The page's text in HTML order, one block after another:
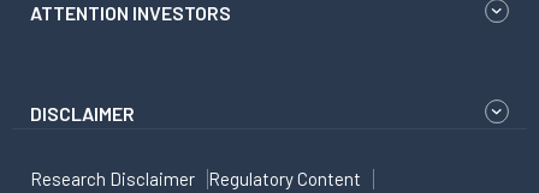
ATTENTION INVESTORS
DISCLAIMER
Research Disclaimer
Regulatory Content